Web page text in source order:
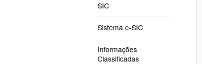
SIC
Sistema e-SIC
Informações
Classificadas